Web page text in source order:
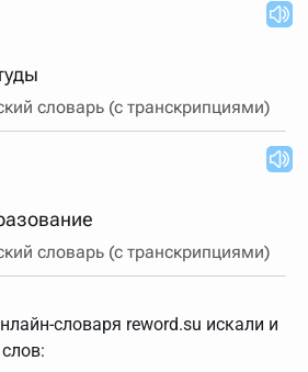
могут присутствовать
Например, в кроссворде есть
"русский поэт 19 века".
словом "***м***ов", далее
Получается "***м***ов поэт" (без
"Найти" и получаем статью
изменять, перетаскивая
можно выключать ненужные
словарь (с транскрипциями)
словарь (с транскрипциями)
словаря reword.su искали и